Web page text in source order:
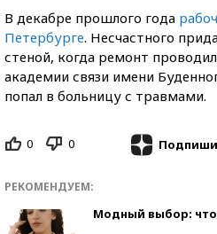
В декабре прошлого года
Петербурге. Несчастного
стеной, когда ремонт
академии связи имени
попал в больницу с травмами.
0 0
РЕКОМЕНДУЕМ:
Модный выбор: что